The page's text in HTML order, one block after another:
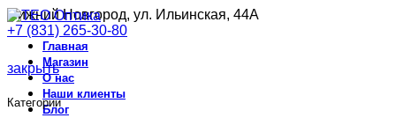
Нижний Новгород, ул. Ильинская, 44А
+7 (831) 265-30-80
Главная
Магазин
О нас
Наши клиенты
Блог
закрыть
Категории